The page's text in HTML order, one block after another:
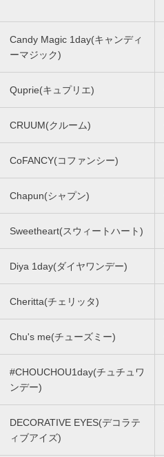
Candy Magic 1day(キャンディ
ーマジック)
Quprie(キュプリエ)
CRUUM(クルーム)
CoFANCY(コファンシー)
Chapun(シャプン)
Sweetheart(スウィートハート)
Diya 1day(ダイヤワンデー)
Cheritta(チェリッタ)
Chu's me(チューズミー)
#CHOUCHOU1day(チュチュワ
ンデー)
DECORATIVE EYES(デコラテ
ィブアイズ)